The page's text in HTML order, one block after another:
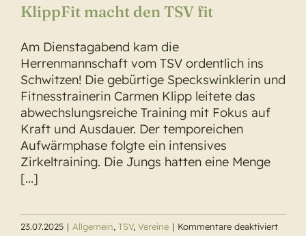
KlippFit macht den TSV fit
Am Dienstagabend kam die
Herrenmannschaft vom TSV ordentlich ins
Schwitzen! Die gebürtige Speckswinklerin und
Fitnesstrainerin Carmen Klipp leitete das
abwechslungsreiche Training mit Fokus auf
Kraft und Ausdauer. Der temporeichen
Aufwärmphase folgte ein intensives
Zirkeltraining. Die Jungs hatten eine Menge
[...]
23.07.2025 | Allgemein, TSV, Vereine | Kommentare deaktiviertfür